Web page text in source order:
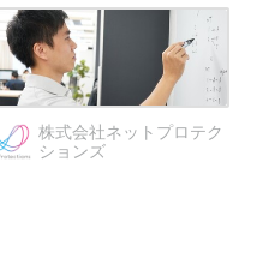
株式会社ネットプロテク
ションズ